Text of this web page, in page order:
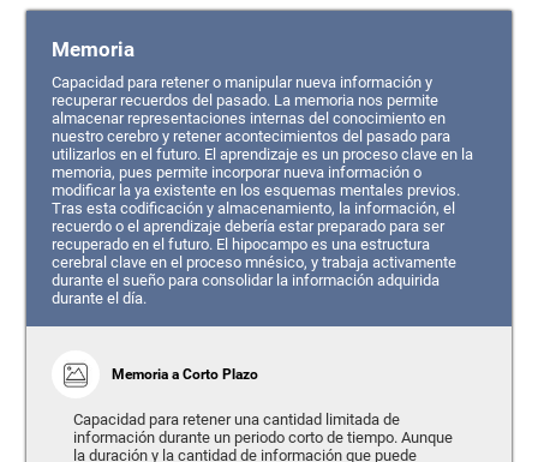
Memoria
Capacidad para retener o manipular nueva información y
recuperar recuerdos del pasado. La memoria nos permite
almacenar representaciones internas del conocimiento en
nuestro cerebro y retener acontecimientos del pasado para
utilizarlos en el futuro. El aprendizaje es un proceso clave en la
memoria, pues permite incorporar nueva información o
modificar la ya existente en los esquemas mentales previos.
Tras esta codificación y almacenamiento, la información, el
recuerdo o el aprendizaje debería estar preparado para ser
recuperado en el futuro. El hipocampo es una estructura
cerebral clave en el proceso mnésico, y trabaja activamente
durante el sueño para consolidar la información adquirida
durante el día.
Memoria a Corto Plazo
Capacidad para retener una cantidad limitada de
información durante un periodo corto de tiempo. Aunque
la duración y la cantidad de información que puede